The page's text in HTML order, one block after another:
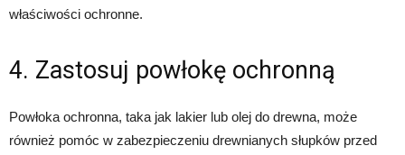
właściwości ochronne.
4. Zastosuj powłokę ochronną
Powłoka ochronna, taka jak lakier lub olej do drewna, może
również pomóc w zabezpieczeniu drewnianych słupków przed